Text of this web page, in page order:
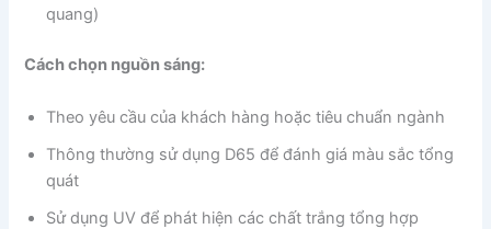
quang)
Cách chọn nguồn sáng:
Theo yêu cầu của khách hàng hoặc tiêu chuẩn ngành
Thông thường sử dụng D65 để đánh giá màu sắc tổng
quát
Sử dụng UV để phát hiện các chất trắng tổng hợp